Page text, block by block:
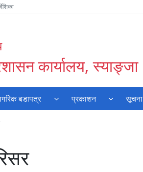
कार्यालय, स्याङ्जा
बडापत्र प्रकाशन सूचना